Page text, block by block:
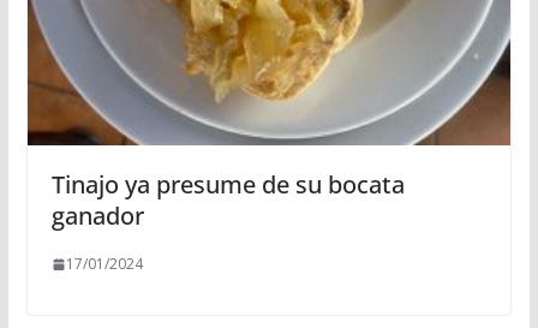
Tinajo ya presume de su bocata
ganador
17/01/2024